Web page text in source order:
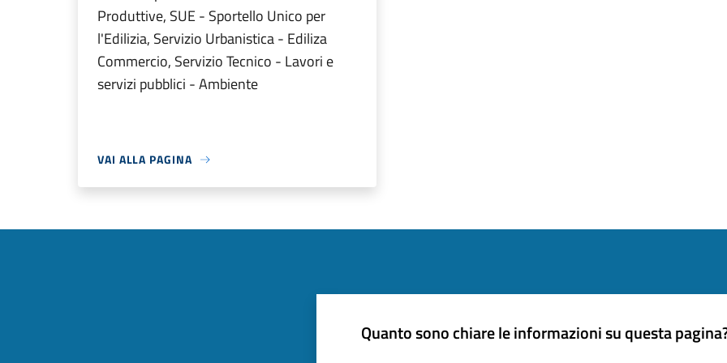
Produttive, SUE - Sportello Unico per
l'Edilizia, Servizio Urbanistica - Ediliza
Commercio, Servizio Tecnico - Lavori e
servizi pubblici - Ambiente
VAI ALLA PAGINA
Quanto sono chiare le informazioni su questa